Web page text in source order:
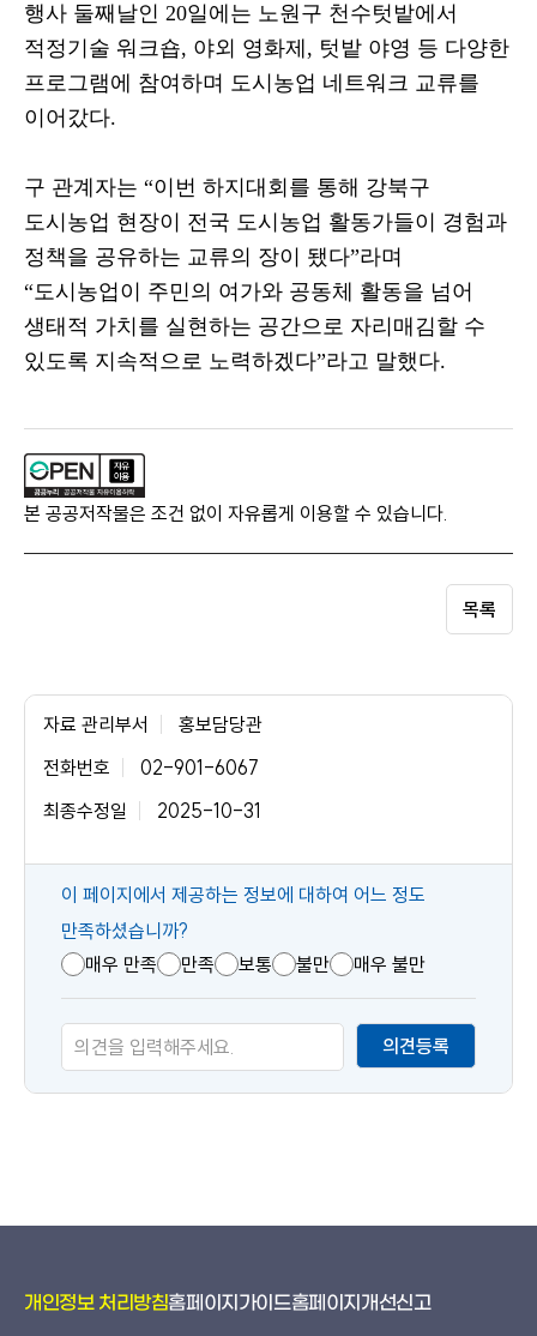
행사 둘째날인 20일에는 노원구 천수텃밭에서
적정기술 워크숍, 야외 영화제 , 텃밭 야영 등 다양한
프로그램에 참여하며 도시농업 네트워크 교류를
이어갔다.
구 관계자는 “이번 하지대회를 통해 강북구
도시농업 현장이 전국 도시농업 활동가들이 경험과
정책을 공유하는 교류의 장이 됐다”라며
“도시농업이 주민의 여가와 공동체 활동을 넘어
생태적 가치를 실현하는 공간으로 자리매김할 수
있도록 지속적으로 노력하겠다”라고 말했다.
본 공공저작물은 조건 없이 자유롭게 이용할 수 있습니다.
목록
자료 관리부서
홍보담당관
전화번호
02-901-6067
최종수정일
2025-10-31
콘
텐
츠
만
족
도
이 페이지에서 제공하는 정보에 대하여 어느 정도
만족하셨습니까?
매우 만족
만족 보통 불만 매우 불만
의견등록
개인정보 처리방침홈페이지가이드홈페이지개선신고